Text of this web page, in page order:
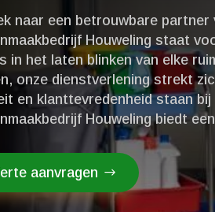
naar een betrouwbare
Houweling staat
in het laten blinken van elke
onze dienstverlening strekt
en klanttevredenheid staan
Houweling biedt
aanvragen